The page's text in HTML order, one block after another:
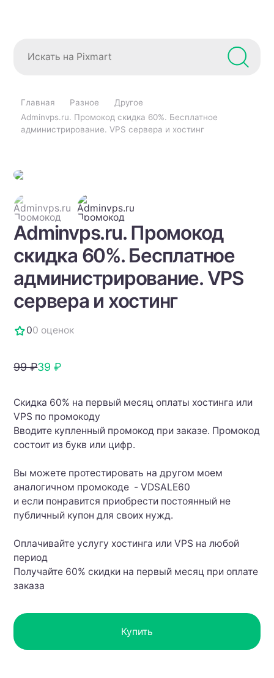
Главная Разное
Другое
Adminvps.ru. Промокод скидка 60%. Бесплатное
администрирование. VPS сервера и хостинг
Adminvps.ru. Промокод
скидка 60%. Бесплатное
администрирование. VPS
сервера и хостинг
00 оценок
99 ₽39 ₽
Скидка 60% на первый месяц оплаты хостинга или
VPS по промокоду
Вводите купленный промокод при заказе. Промокод
состоит из букв или цифр.
Вы можете протестировать на другом моем
аналогичном промокоде - VDSALE60
и если понравится приобрести постоянный не
публичный купон для своих нужд.
Оплачивайте услугу хостинга или VPS на любой
период
Получайте 60% скидки на первый месяц при оплате
заказа
Купить